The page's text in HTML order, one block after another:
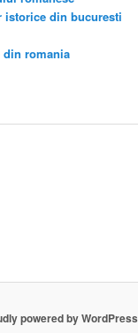
istorice din bucuresti
romania
powered by WordPress